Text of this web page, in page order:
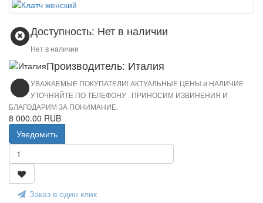
Доступность: Нет в наличии
Нет в наличии
Производитель: Италия
УВАЖАЕМЫЕ ПОКУПАТЕЛИ! АКТУАЛЬНЫЕ ЦЕНЫ и НАЛИЧИЕ
УТОЧНЯЙТЕ ПО ТЕЛЕФОНУ . ПРИНОСИМ ИЗВИНЕНИЯ И
БЛАГОДАРИМ ЗА ПОНИМАНИЕ.
8 000.00 RUB
Уведомить
Заказ в один клик